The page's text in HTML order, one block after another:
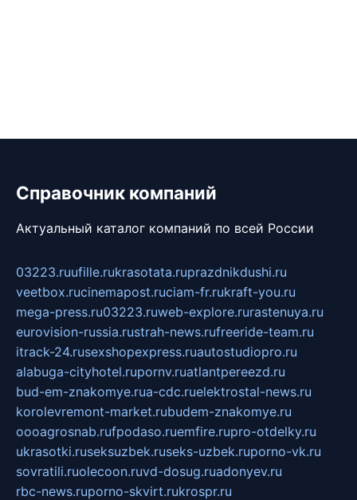
Справочник компаний
Актуальный каталог компаний по всей России
03223.ruufille.rukrasotata.ruprazdnikdushi.ru
veetbox.rucinemapost.ruciam-fr.rukraft-you.ru
mega-press.ru03223.ruweb-explore.rurastenuya.ru
eurovision-russia.rustrah-news.rufreeride-team.ru
itrack-24.rusexshopexpress.ruautostudiopro.ru
alabuga-cityhotel.rupornv.ruatlantpereezd.ru
bud-em-znakomye.rua-cdc.ruelektrostal-news.ru
korolevremont-market.rubudem-znakomye.ru
oooagrosnab.rufpodaso.ruemfire.rupro-otdelky.ru
ukrasotki.ruseksuzbek.ruseks-uzbek.ruporno-vk.ru
sovratili.ruolecoon.ruvd-dosug.ruadonyev.ru
rbc-news.ruporno-skvirt.rukrospr.ru